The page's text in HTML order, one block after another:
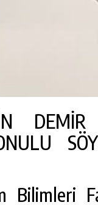
DEMİR
Bilimleri